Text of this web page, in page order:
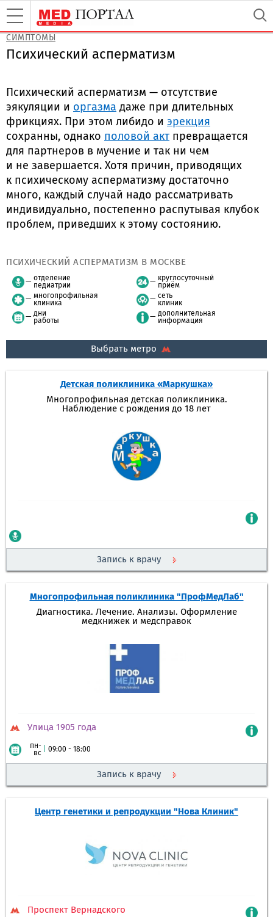
СИМПТОМЫ
Психический асперматизм
Психический асперматизм — отсутствие
эякуляции и оргазма даже при длительных
фрикциях. При этом либидо и эрекция
сохранны, однако половой акт превращается
для партнеров в мучение и так ни чем
и не завершается. Хотя причин, приводящих
к психическому асперматизму достаточно
много, каждый случай надо рассматривать
индивидуально, постепенно распутывая клубок
проблем, приведших к этому состоянию.
ПСИХИЧЕСКИЙ АСПЕРМАТИЗМ В МОСКВЕ
отделение
педиатрии
многопрофильная
клиника
дни
работы
круглосуточный
приём
сеть
клиник
дополнительная
информация
Выбрать метро
Детская поликлиника «Маркушка»
Многопрофильная детская поликлиника.
Наблюдение с рождения до 18 лет
Запись к врачу
Многопрофильная поликлиника "ПрофМедЛаб"
Диагностика. Лечение. Анализы. Оформление
медкнижек и медсправок
Улица 1905 года
пн-
вс
09:00 - 18:00
Запись к врачу
Центр генетики и репродукции "Нова Клиник"
Проспект Вернадского